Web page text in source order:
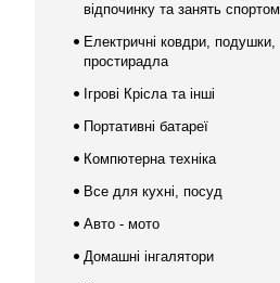
відпочинку та занять спортом
Електричні ковдри, подушки,
простирадла
Ігрові Крісла та інші
Портативні батареї
Компютерна техніка
Все для кухні, посуд
Авто - мото
Домашні інгалятори